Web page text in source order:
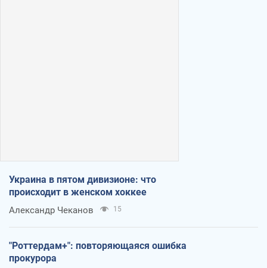
Украина в пятом дивизионе: что
происходит в женском хоккее
Александр Чеканов 15
"Роттердам+": повторяющаяся ошибка
прокурора